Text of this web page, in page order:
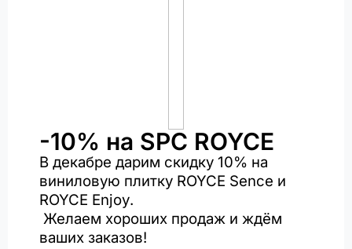
-10% на SPC ROYCE
В декабре дарим скидку 10% на
виниловую плитку ROYCE Sence и
ROYCE Enjoy.
Желаем хороших продаж и ждём
ваших заказов!